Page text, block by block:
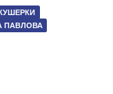
ПАВЛОВА